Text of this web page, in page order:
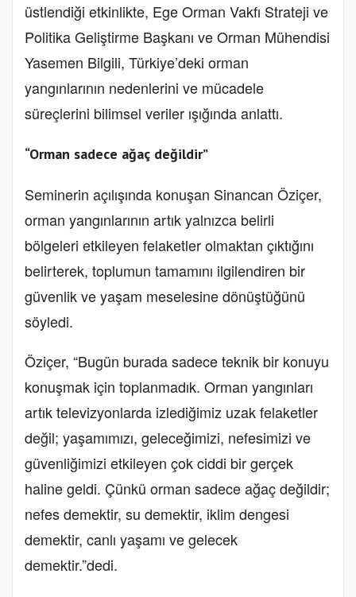
üstlendiği etkinlikte, Ege Orman Vakfı Strateji ve
Politika Geliştirme Başkanı ve Orman Mühendisi
Yasemen Bilgili, Türkiye’deki orman
yangınlarının nedenlerini ve mücadele
süreçlerini bilimsel veriler ışığında anlattı.
“Orman sadece ağaç değildir”
Seminerin açılışında konuşan Sinancan Öziçer,
orman yangınlarının artık yalnızca belirli
bölgeleri etkileyen felaketler olmaktan çıktığını
belirterek, toplumun tamamını ilgilendiren bir
güvenlik ve yaşam meselesine dönüştüğünü
söyledi.
Öziçer, “Bugün burada sadece teknik bir konuyu
konuşmak için toplanmadık. Orman yangınları
artık televizyonlarda izlediğimiz uzak felaketler
değil; yaşamımızı, geleceğimizi, nefesimizi ve
güvenliğimizi etkileyen çok ciddi bir gerçek
haline geldi. Çünkü orman sadece ağaç değildir;
nefes demektir, su demektir, iklim dengesi
demektir, canlı yaşamı ve gelecek
demektir.”dedi.